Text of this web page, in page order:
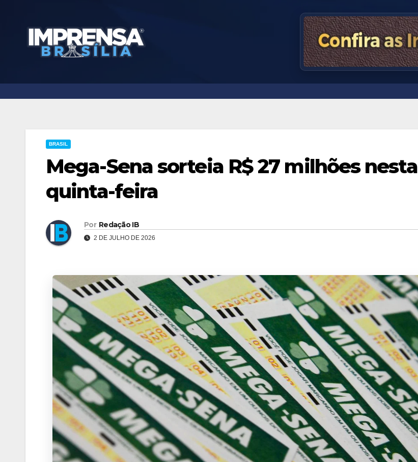
BRASIL
Mega-Sena sorteia R$ 27 milhões nesta
quinta-feira
Por Redação IB
2 DE JULHO DE 2026